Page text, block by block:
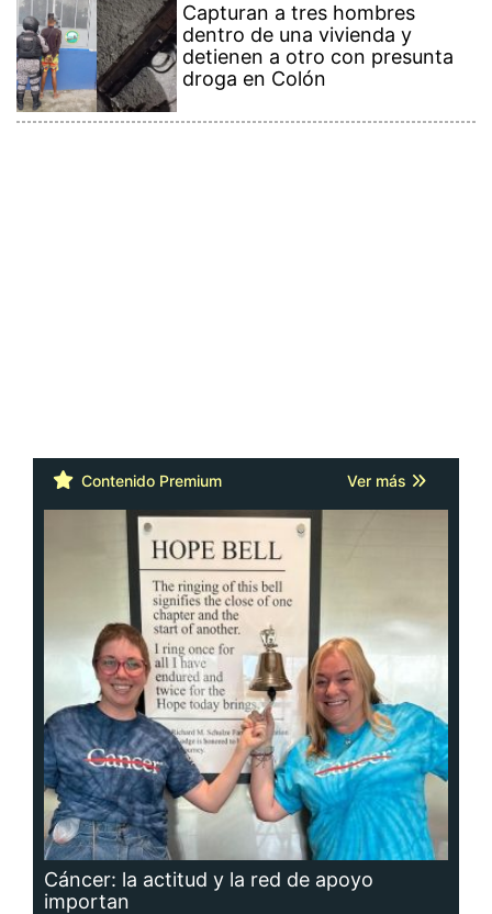
Capturan a tres hombres
dentro de una vivienda y
detienen a otro con presunta
droga en Colón
Contenido Premium Ver más
Cáncer: la actitud y la red de apoyo
importan